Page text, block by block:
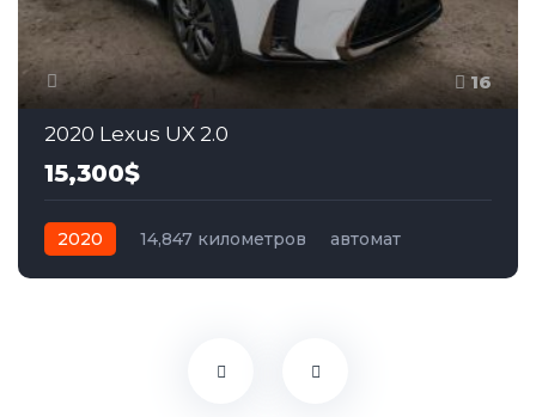
16
2020 Lexus UX 2.0
15,300$
2020 14,847 километров
автомат